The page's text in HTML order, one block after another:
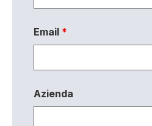
Email *
Azienda